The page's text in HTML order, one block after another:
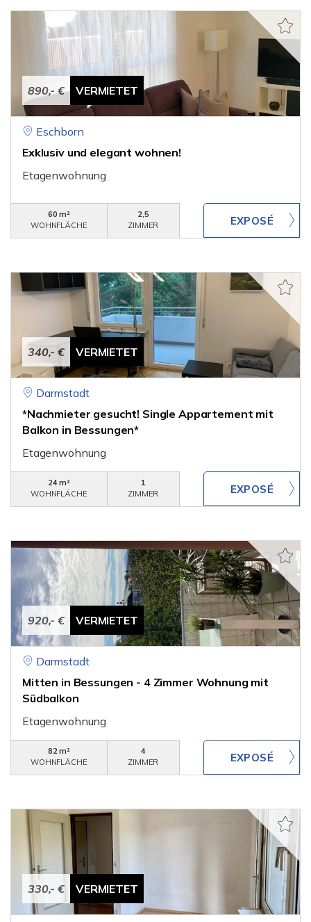
890,- € VERMIETET
Eschborn
Exklusiv und elegant wohnen!
Etagenwohnung
60 m²
WOHNFLÄCHE
2,5
ZIMMER
340,- € VERMIETET
Darmstadt
*Nachmieter gesucht! Single Appartement mit
Balkon in Bessungen*
Etagenwohnung
24 m²
WOHNFLÄCHE
1
ZIMMER
920,- € VERMIETET
Darmstadt
Mitten in Bessungen - 4 Zimmer Wohnung mit
Südbalkon
Etagenwohnung
82 m²
WOHNFLÄCHE
4
ZIMMER
330,- € VERMIETET